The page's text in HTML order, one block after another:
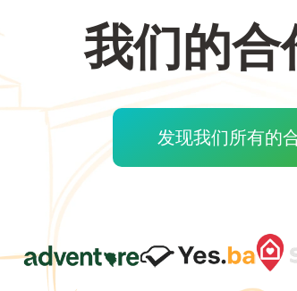
我们的
发现我们所有的